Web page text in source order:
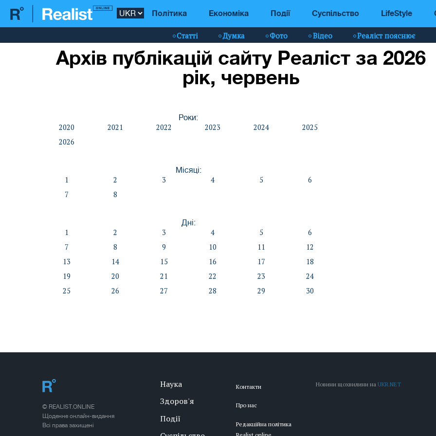
Політика Економіка Події Суспільство LifeStyle
Статті Думка Фото Відео Реаліст пояснює
Архів публікацій сайту Реаліст за 2026
рік, червень
Роки:
2020 2021 2022 2023 2024
2025
2026
Місяці:
1 2 3 4 5
6
7
8
Дні:
1 2 3 4 5
6
7
8 9 10 11
12
13
14 15 16 17
18
19
20 21 22 23
24
25
26 27 28 29 30
© REALIST.ONLINE
Щоденне онлайн-видання
Всі права захищені
Наука
Здоров'я
Події
Контакти
Про нас
Редакційна політика
Новини щохвилини наUKR.NET